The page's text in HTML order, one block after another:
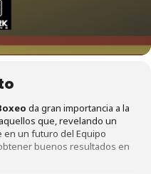
da gran importancia a la
que, revelando un
en un futuro del Equipo
buenos resultados en